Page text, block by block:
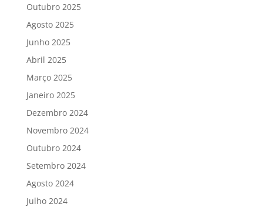
Outubro 2025
Agosto 2025
Junho 2025
Abril 2025
Março 2025
Janeiro 2025
Dezembro 2024
Novembro 2024
Outubro 2024
Setembro 2024
Agosto 2024
Julho 2024